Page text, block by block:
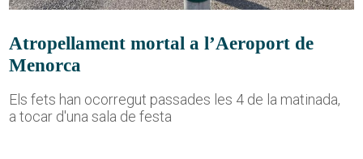
Atropellament mortal a l’Aeroport de
Menorca
Els fets han ocorregut passades les 4 de la matinada,
a tocar d'una sala de festa